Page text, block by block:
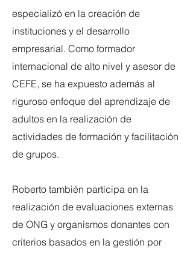
especializó en la creación de
instituciones y el desarrollo
empresarial. Como formador
internacional de alto nivel y asesor de
CEFE, se ha expuesto además al
riguroso enfoque del aprendizaje de
adultos en la realización de
actividades de formación y facilitación
de grupos.
Roberto también participa en la
realización de evaluaciones externas
de ONG y organismos donantes con
criterios basados en la gestión por